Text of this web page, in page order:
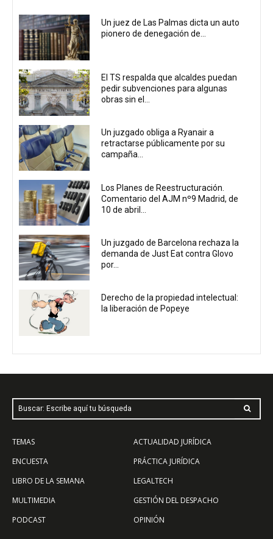
Un juez de Las Palmas dicta un auto
pionero de denegación de...
El TS respalda que alcaldes puedan
pedir subvenciones para algunas
obras sin el...
Un juzgado obliga a Ryanair a
retractarse públicamente por su
campaña...
Los Planes de Reestructuración.
Comentario del AJM nº9 Madrid, de
10 de abril...
Un juzgado de Barcelona rechaza la
demanda de Just Eat contra Glovo
por...
Derecho de la propiedad intelectual:
la liberación de Popeye
Buscar: Escribe aquí tu búsqueda
TEMAS
ENCUESTA
LIBRO DE LA SEMANA
MULTIMEDIA
PODCAST
ACTUALIDAD JURÍDICA
PRÁCTICA JURÍDICA
LEGALTECH
GESTIÓN DEL DESPACHO
OPINIÓN